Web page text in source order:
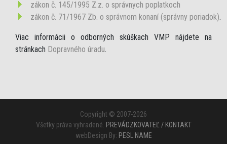
zákon č. 145/1995 Z.z. o správnych poplatkoch
zákon č. 71/1967 Zb. o správnom konaní (správny poriadok).
Viac informácii o odborných skúškach VMP nájdete na
stránkach Dopravného úradu.
Copyright © 2007-2026
Všetky práva vyhradené. PREVÁDZKOVATEĽ / KONTAKT
webDesign By: PESL.NAME